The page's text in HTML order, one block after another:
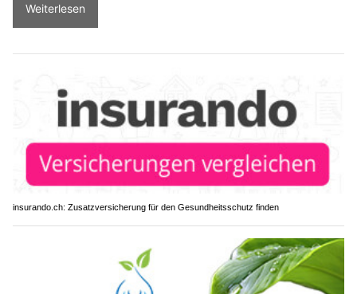
Weiterlesen
insurando.ch: Zusatzversicherung für den Gesundheitsschutz finden